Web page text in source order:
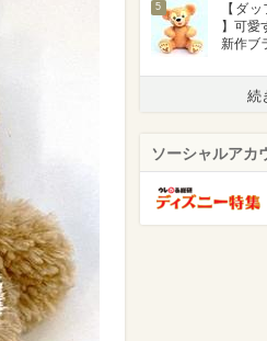
5
【ダ
】可愛
新作ブ
続
ソーシャルアカ